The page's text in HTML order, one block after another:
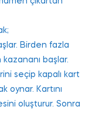
Birden fazla
başlar.
seçip kapalı kart
oynar. Kartını
oluşturur. Sonra